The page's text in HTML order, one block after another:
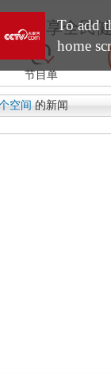
空间 的新闻